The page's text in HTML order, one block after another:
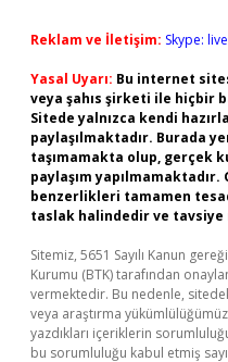
Reklam ve İletişim: Skype:
Yasal Uyarı: Bu internet
veya şahıs şirketi ile hiçbir
Sitede yalnızca kendi
paylaşılmaktadır. Burada
taşımamakta olup, gerçek
paylaşım
benzerlikleri tamamen
taslak halindedir ve tavsiye
Sitemiz, 5651 Sayılı Kanun
Kurumu (BTK) tarafından
vermektedir. Bu nedenle,
veya araştırma
yazdıkları içeriklerin
bu sorumluluğu kabul etmiş